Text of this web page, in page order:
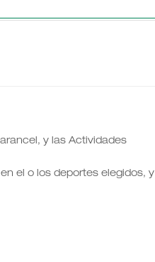
y las Actividades
el o los deportes elegidos, y